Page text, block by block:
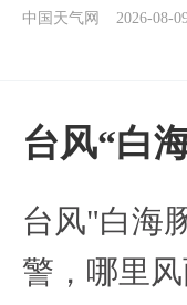
中国天气网 2026-08-
台风“白
台风"白海
警，哪里